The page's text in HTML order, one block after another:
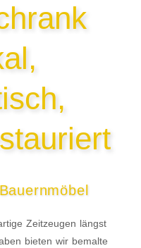
Zeitzeugen längst
bieten wir bemalte